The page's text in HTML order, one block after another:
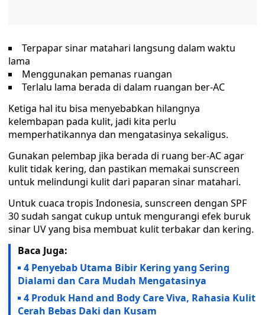
Terpapar sinar matahari langsung dalam waktu
lama
Menggunakan pemanas ruangan
Terlalu lama berada di dalam ruangan ber-AC
Ketiga hal itu bisa menyebabkan hilangnya
kelembapan pada kulit, jadi kita perlu
memperhatikannya dan mengatasinya sekaligus.
Gunakan pelembap jika berada di ruang ber-AC agar
kulit tidak kering, dan pastikan memakai sunscreen
untuk melindungi kulit dari paparan sinar matahari.
Untuk cuaca tropis Indonesia, sunscreen dengan SPF
30 sudah sangat cukup untuk mengurangi efek buruk
sinar UV yang bisa membuat kulit terbakar dan kering.
Baca Juga:
4 Penyebab Utama Bibir Kering yang Sering
Dialami dan Cara Mudah Mengatasinya
4 Produk Hand and Body Care Viva, Rahasia Kulit
Cerah Bebas Daki dan Kusam